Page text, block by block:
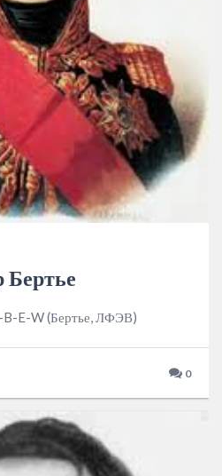
Бертье
B-E-W (Бертье, ЛФЭВ)
0